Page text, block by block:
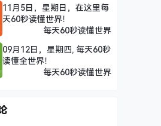
11月5日，星期日，在这里每
天60秒读懂世界！
每天60秒读懂世界
09月12日，星期四, 每天60秒
读懂全世界！
每天60秒读懂世界